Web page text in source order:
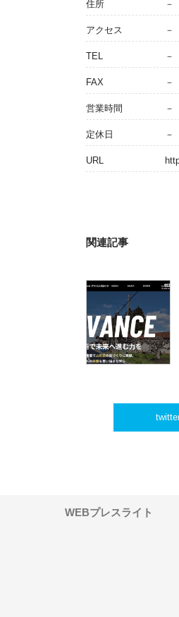
住所 －
アクセス －
TEL －
FAX －
営業時間 －
定休日 －
URL
関連記事
WEBプレスライト